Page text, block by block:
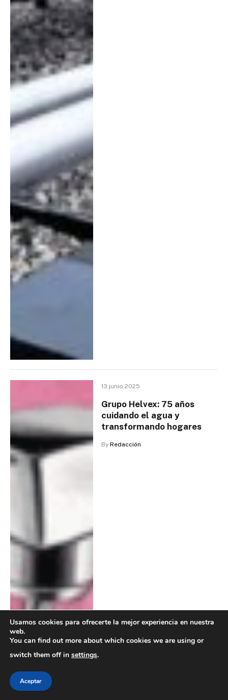
13 junio 2025
Grupo Helvex: 75 años
cuidando el agua y
transformando hogares
By Redacción
Usamos cookies para ofrecerte la mejor experiencia en nuestra
web.
You can find out more about which cookies we are using or
switch them off in settings.
Aceptar